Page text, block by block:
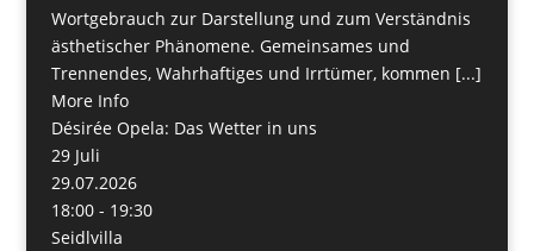
Wortgebrauch zur Darstellung und zum Verständnis
ästhetischer Phänomene. Gemeinsames und
Trennendes, Wahrhaftiges und Irrtümer, kommen [...]
More Info
Désirée Opela: Das Wetter in uns
29 Juli
29.07.2026
18:00 - 19:30
Seidlvilla